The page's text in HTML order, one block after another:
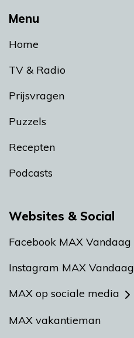
Menu
Home
TV & Radio
Prijsvragen
Puzzels
Recepten
Podcasts
Websites & Social
Facebook MAX Vandaag
Instagram MAX Vandaag
MAX op sociale media
MAX vakantieman